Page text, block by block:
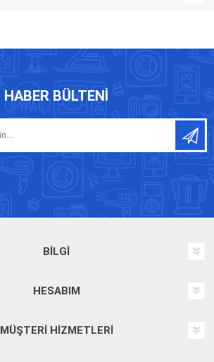
HABER BÜLTENI
BILGI
HESABIM
MÜŞTERI HIZMETLERI